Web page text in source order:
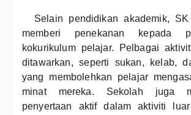
Selain pendidikan akademik,
memberi penekanan kepada
kokurikulum pelajar. Pelbagai
ditawarkan, seperti sukan, kelab,
yang membolehkan pelajar
minat mereka. Sekolah juga
penyertaan aktif dalam aktiviti